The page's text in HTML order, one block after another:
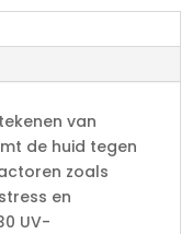
van
de huid tegen
zoals
en
UV-